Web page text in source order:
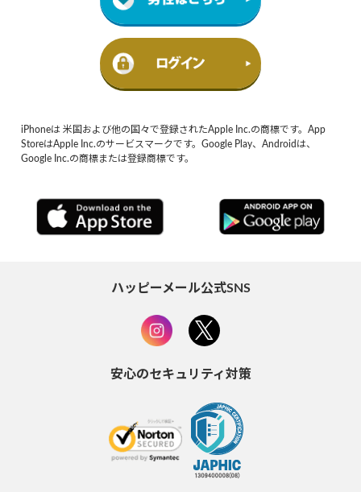
iPhoneは 米国および他の国々で登録されたApple Inc.の商標です。App
StoreはApple Inc.のサービスマークです。Google Play、Androidは、
Google Inc.の商標または登録商標です。
ハッピーメール公式SNS
安心のセキュリティ対策